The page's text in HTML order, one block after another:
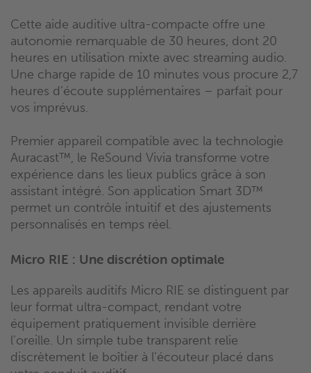
Cette aide auditive ultra-compacte offre une
autonomie remarquable de 30 heures, dont 20
heures en utilisation mixte avec streaming audio.
Une charge rapide de 10 minutes vous procure 2,7
heures d’écoute supplémentaires – parfait pour
vos imprévus.
Premier appareil compatible avec la technologie
Auracast™, le ReSound Vivia transforme votre
expérience dans les lieux publics grâce à son
assistant intégré. Son application Smart 3D™
permet un contrôle intuitif et des ajustements
personnalisés en temps réel.
Micro RIE : Une discrétion optimale
Les appareils auditifs Micro RIE se distinguent par
leur format ultra-compact, rendant votre
équipement pratiquement invisible derrière
l’oreille. Un simple tube transparent relie
discrètement le boîtier à l’écouteur placé dans